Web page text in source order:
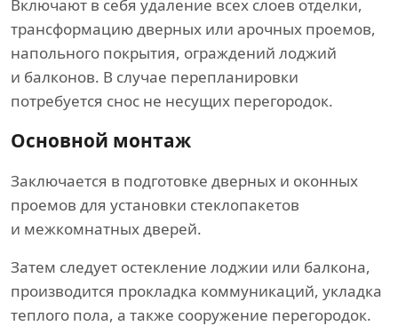
Включают в себя удаление всех слоев отделки,
трансформацию дверных или арочных проемов,
напольного покрытия, ограждений лоджий
и балконов. В случае перепланировки
потребуется снос не несущих перегородок.
Основной монтаж
Заключается в подготовке дверных и оконных
проемов для установки стеклопакетов
и межкомнатных дверей.
Затем следует остекление лоджии или балкона,
производится прокладка коммуникаций, укладка
теплого пола, а также сооружение перегородок.